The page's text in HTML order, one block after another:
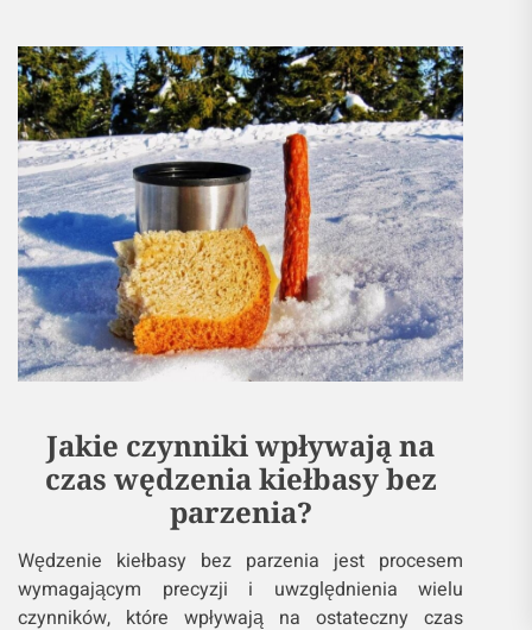
Jakie czynniki wpływają na
czas wędzenia kiełbasy bez
parzenia?
Wędzenie kiełbasy bez parzenia jest procesem
wymagającym precyzji i uwzględnienia wielu
czynników, które wpływają na ostateczny czas